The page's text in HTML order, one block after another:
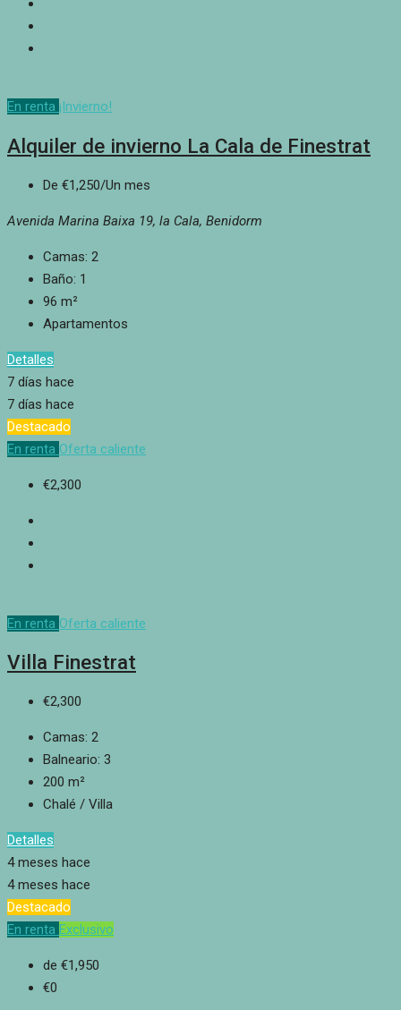
En renta ¡Invierno!
Alquiler de invierno La Cala de Finestrat
De €1,250/Un mes
Avenida Marina Baixa 19, la Cala, Benidorm
Camas: 2
Baño: 1
96 m²
Apartamentos
Detalles
7 días hace
7 días hace
Destacado
En renta Oferta caliente
€2,300
En renta Oferta caliente
Villa Finestrat
€2,300
Camas: 2
Balneario: 3
200 m²
Chalé / Villa
Detalles
4 meses hace
4 meses hace
Destacado
En renta Exclusivo
de €1,950
€0